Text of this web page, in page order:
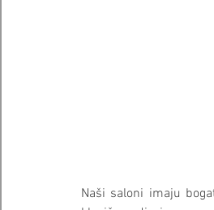
Naši saloni imaju